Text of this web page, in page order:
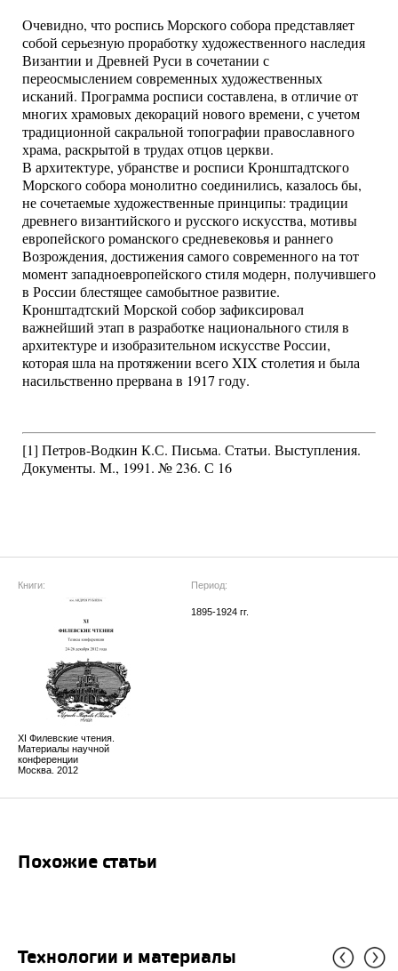
Очевидно, что роспись Морского собора представляет
собой серьезную проработку художественного наследия
Византии и Древней Руси в сочетании с
переосмыслением современных художественных
исканий. Программа росписи составлена, в отличие от
многих храмовых декораций нового времени, с учетом
традиционной сакральной топографии православного
храма, раскрытой в трудах отцов церкви.
В архитектуре, убранстве и росписи Кронштадтского
Морского собора монолитно соединились, казалось бы,
не сочетаемые художественные принципы: традиции
древнего византийского и русского искусства, мотивы
европейского романского средневековья и раннего
Возрождения, достижения самого современного на тот
момент западноевропейского стиля модерн, получившего
в России блестящее самобытное развитие.
Кронштадтский Морской собор зафиксировал
важнейший этап в разработке национального стиля в
архитектуре и изобразительном искусстве России,
которая шла на протяжении всего XIX столетия и была
насильственно прервана в 1917 году.
[1] Петров-Водкин К.С. Письма. Статьи. Выступления.
Документы. М., 1991. № 236. С 16
Книги:
XI Филевские чтения.
Материалы научной
конференции
Москва. 2012
Период:
1895-1924 гг.
Похожие статьи
Технологии и материалы